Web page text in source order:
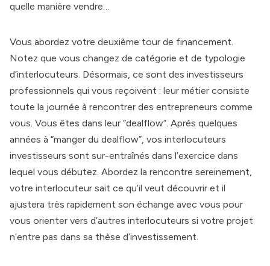
quelle manière vendre…
Vous abordez votre deuxième tour de financement.
Notez que vous changez de catégorie et de typologie
d’interlocuteurs. Désormais, ce sont des investisseurs
professionnels qui vous reçoivent : leur métier consiste
toute la journée à rencontrer des entrepreneurs comme
vous. Vous êtes dans leur “dealflow”. Après quelques
années à “manger du dealflow”, vos interlocuteurs
investisseurs sont sur-entraînés dans l’exercice dans
lequel vous débutez. Abordez la rencontre sereinement,
votre interlocuteur sait ce qu’il veut découvrir et il
ajustera très rapidement son échange avec vous pour
vous orienter vers d’autres interlocuteurs si votre projet
n’entre pas dans sa thèse d’investissement.